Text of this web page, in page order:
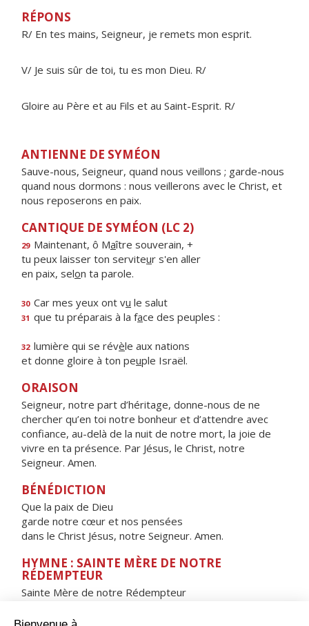
RÉPONS
R/ En tes mains, Seigneur, je remets mon esprit.
V/ Je suis sûr de toi, tu es mon Dieu. R/
Gloire au Père et au Fils et au Saint-Esprit. R/
ANTIENNE DE SYMÉON
Sauve-nous, Seigneur, quand nous veillons ; garde-nous
quand nous dormons : nous veillerons avec le Christ, et
nous reposerons en paix.
CANTIQUE DE SYMÉON (LC 2)
29 Maintenant, ô Maître souverain, +
tu peux laisser ton serviteur s'en aller
en paix, selon ta parole.
30 Car mes yeux ont vu le salut
31 que tu préparais à la face des peuples :
32 lumière qui se révèle aux nations
et donne gloire à ton peuple Israël.
ORAISON
Seigneur, notre part d’héritage, donne-nous de ne
chercher qu’en toi notre bonheur et d’attendre avec
confiance, au-delà de la nuit de notre mort, la joie de
vivre en ta présence. Par Jésus, le Christ, notre
Seigneur. Amen.
BÉNÉDICTION
Que la paix de Dieu
garde notre cœur et nos pensées
dans le Christ Jésus, notre Seigneur. Amen.
HYMNE : SAINTE MÈRE DE NOTRE
RÉDEMPTEUR
Sainte Mère de notre Rédempteur
Étoile de la mer,